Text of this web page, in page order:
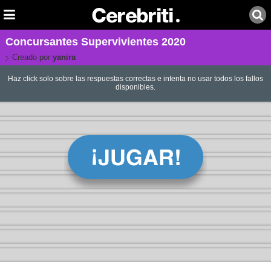
Concursantes Supervivientes 2020
Creado por:yanira
Haz click solo sobre las respuestas correctas e intenta no usar todos los fallos
disponibles.